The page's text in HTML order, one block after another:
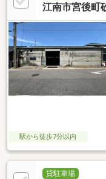
江南市宮後町
駅から徒歩7分以内
貸駐車場